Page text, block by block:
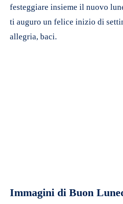
festeggiare insieme il nuovo
ti auguro un felice inizio di
allegria, baci.
Immagini di Buon